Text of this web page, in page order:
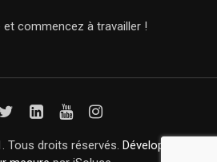
commencez à travailler !
Tous droits réservés. Développement